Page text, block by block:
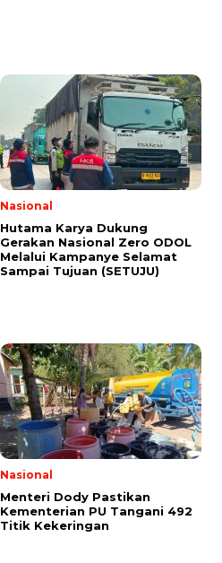
Nasional
Hutama Karya Dukung
Gerakan Nasional Zero ODOL
Melalui Kampanye Selamat
Sampai Tujuan (SETUJU)
Nasional
Menteri Dody Pastikan
Kementerian PU Tangani 492
Titik Kekeringan